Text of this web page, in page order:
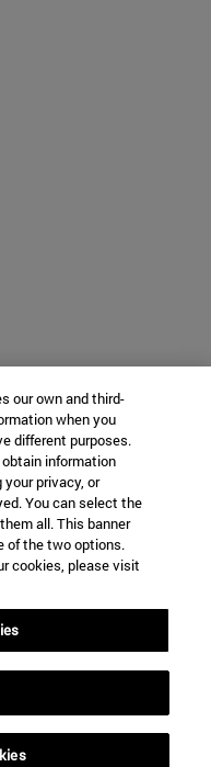
our own and third-
when you
different purposes.
information
privacy, or
You can select the
all. This banner
of the two options.
cookies, please visit